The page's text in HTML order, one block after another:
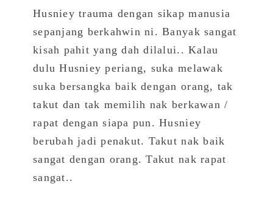
Husniey trauma dengan sikap manusia
sepanjang berkahwin ni. Banyak sangat
kisah pahit yang dah dilalui.. Kalau
dulu Husniey periang, suka melawak
suka bersangka baik dengan orang, tak
takut dan tak memilih nak berkawan /
rapat dengan siapa pun. Husniey
berubah jadi penakut. Takut nak baik
sangat dengan orang. Takut nak rapat
sangat..